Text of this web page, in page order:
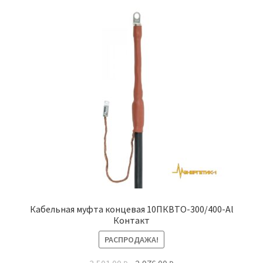
Кабельная муфта концевая 10ПКВТО-300/400-Al
Контакт
РАСПРОДАЖА!